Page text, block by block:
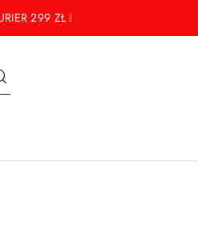
299 ZŁ ❕